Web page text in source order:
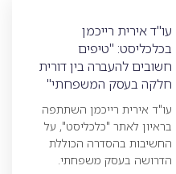
עו"ד אירית רייכמן
בכלכליסט: "טיפים
חשובים להעברה בין דורית
חלקה בעסק המשפחתי"
עו"ד אירית רייכמן השתתפה
בראיון לאתר "כלכליסט", על
החשיבות בהסדרה הכוללת
הדרושה בעסק משפחתי.